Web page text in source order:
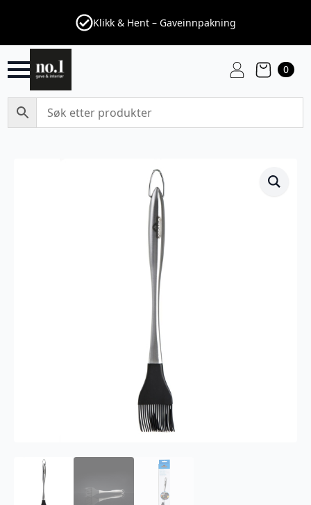
Klikk & Hent – Gaveinnpakning
0